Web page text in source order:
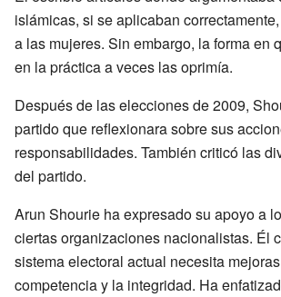
islámicas, si se aplicaban
a las mujeres. Sin embargo, la forma en
en la práctica a veces las oprimía.
Después de las elecciones de 2009,
partido que reflexionara sobre sus
responsabilidades. También criticó las
del partido.
Arun Shourie ha expresado su apoyo a
ciertas organizaciones nacionalistas. Él
sistema electoral actual necesita
competencia y la integridad. Ha